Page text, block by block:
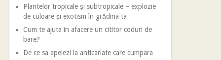
Plantelor tropicale și subtropicale – explozie
de culoare și exotism în grădina ta
Cum te ajuta in afacere un cititor coduri de
bare?
De ce sa apelezi la anticariate care cumpara